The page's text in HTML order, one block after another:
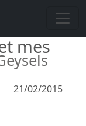
mes
21/02/2015